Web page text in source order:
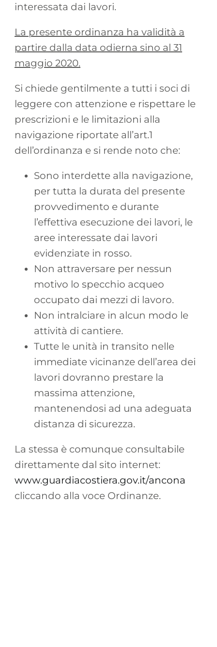
interessata dai lavori.
La presente ordinanza ha validità a
partire dalla data odierna sino al 31
maggio 2020.
Si chiede gentilmente a tutti i soci di
leggere con attenzione e rispettare le
prescrizioni e le limitazioni alla
navigazione riportate all’art.1
dell’ordinanza e si rende noto che:
Sono interdette alla navigazione,
per tutta la durata del presente
provvedimento e durante
l’effettiva esecuzione dei lavori, le
aree interessate dai lavori
evidenziate in rosso.
Non attraversare per nessun
motivo lo specchio acqueo
occupato dai mezzi di lavoro.
Non intralciare in alcun modo le
attività di cantiere.
Tutte le unità in transito nelle
immediate vicinanze dell’area dei
lavori dovranno prestare la
massima attenzione,
mantenendosi ad una adeguata
distanza di sicurezza.
La stessa è comunque consultabile
direttamente dal sito internet:
www.guardiacostiera.gov.it/ancona
cliccando alla voce Ordinanze.